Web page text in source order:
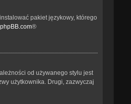
pakiet językowy, którego
phpBB.com®
od używanego stylu jest
użytkownika. Drugi, zazwyczaj